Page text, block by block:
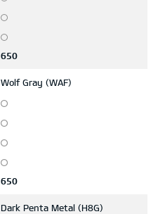
650
Wolf Gray (WAF)
650
Dark Penta Metal (H8G)